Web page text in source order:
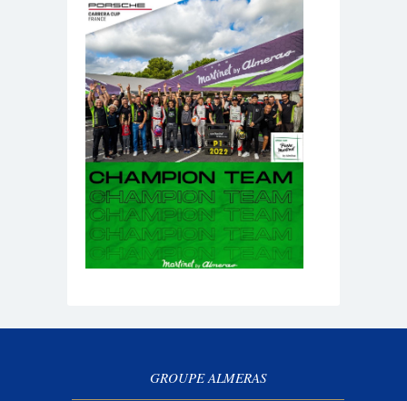
GROUPE ALMERAS